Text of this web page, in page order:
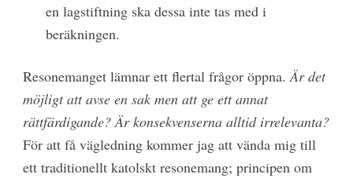
en lagstiftning ska dessa inte tas med i
beräkningen.
Resonemanget lämnar ett flertal frågor öppna.Är det
möjligt att avse en sak men att ge ett annat
rättfärdigande? Är konsekvenserna alltid irrelevanta?
För att få vägledning kommer jag att vända mig till
ett traditionellt katolskt resonemang; principen om